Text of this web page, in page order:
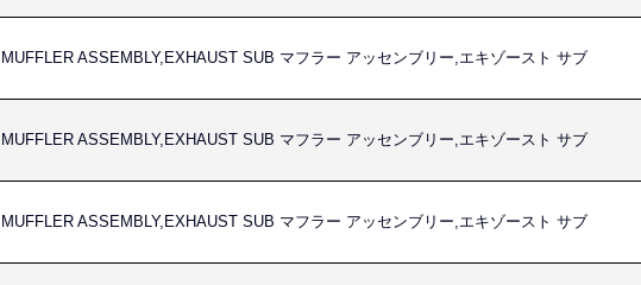
MUFFLER ASSEMBLY,EXHAUST SUB マフラー アッセンブリー,エキゾースト サブ
MUFFLER ASSEMBLY,EXHAUST SUB マフラー アッセンブリー,エキゾースト サブ
MUFFLER ASSEMBLY,EXHAUST SUB マフラー アッセンブリー,エキゾースト サブ